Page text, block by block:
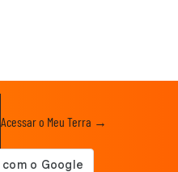
Acessar o Meu Terra →